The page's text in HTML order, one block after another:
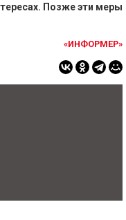
Позже эти меры
«ИНФОРМЕР»